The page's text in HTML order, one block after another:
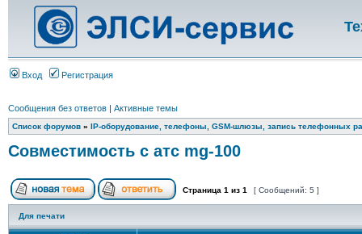
Вход Регистрация
Сообщения без ответов | Активные темы
Список форумов » IP-оборудование, телефоны, GSM-шлюзы, запись телефонных
Совместимость с атс mg-100
Страница 1 из 1 [ Сообщений: 5 ]
Для печати